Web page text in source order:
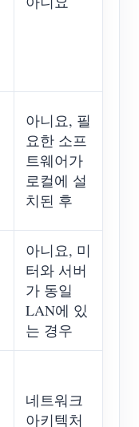
아니요, 필
요한 소프
트웨어가
로컬에 설
치된 후
아니요, 미
터와 서버
가 동일
LAN에 있
는 경우
네트워크
아키텍처